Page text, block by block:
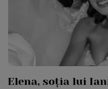
Elena, soția lui